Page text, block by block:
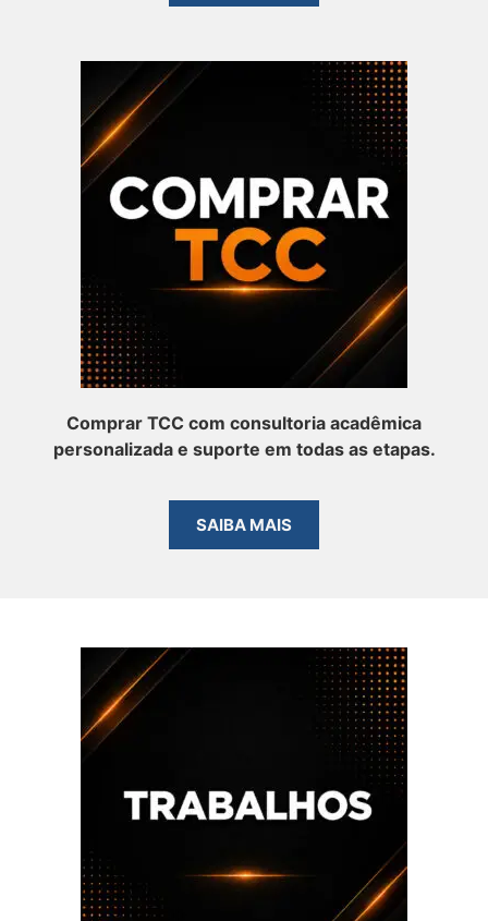
Comprar TCC com consultoria acadêmica
personalizada e suporte em todas as etapas.
SAIBA MAIS